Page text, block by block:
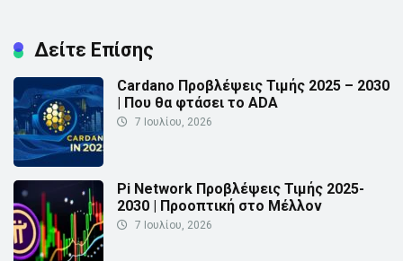
Δείτε Επίσης
Cardano Προβλέψεις Τιμής 2025 – 2030
| Που θα φτάσει το ADA
7 Ιουλίου, 2026
Pi Network Προβλέψεις Τιμής 2025-
2030 | Προοπτική στο Μέλλον
7 Ιουλίου, 2026